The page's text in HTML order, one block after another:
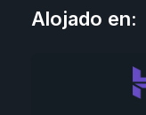
Alojado en: